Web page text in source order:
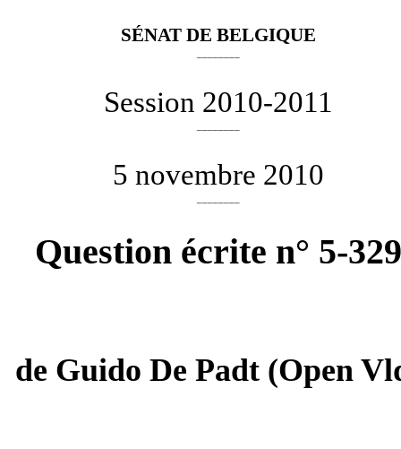
SÉNAT DE BELGIQUE
Session 2010-2011
5 novembre 2010
Question écrite n° 5-
de Guido De Padt (Open